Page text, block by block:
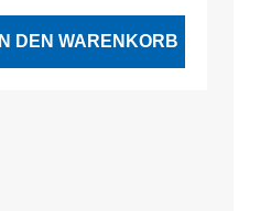
IN DEN WARENKORB